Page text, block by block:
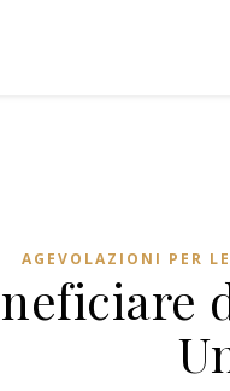
AGEVOLAZIONI PER